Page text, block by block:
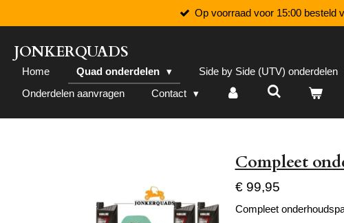
direct
naar
de
hoofdinhoud
Op voorraad voor 15:00 besteld
JONKERQUADS
Home Quad onderdelen Side by Side (UTV) onderdelen
Onderdelen aanvragen
Contact
Compleet
€ 99,95
Compleet